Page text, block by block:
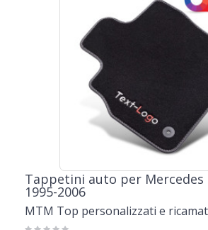
Tappetini auto per Mercedes
1995-2006
MTM Top personalizzati e